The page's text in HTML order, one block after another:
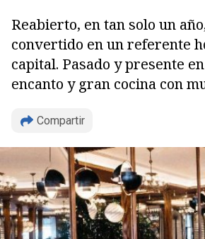
Reabierto, en tan solo un
convertido en un referente
capital. Pasado y presente
encanto y gran cocina con
Compartir